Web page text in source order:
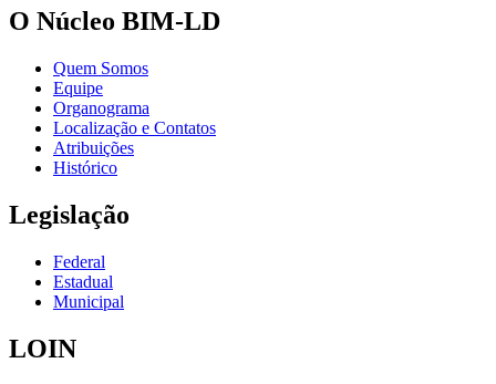
O Núcleo BIM-LD
Quem Somos
Equipe
Organograma
Localização e Contatos
Atribuições
Histórico
Legislação
Federal
Estadual
Municipal
LOIN